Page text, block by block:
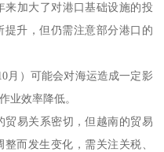
来加大了对港口基础设施的投
升，但仍需注意部分港口的
月）可能会对海运造成一定影
业效率降低。
贸易关系密切，但越南的贸易
而发生变化，需关注关税、